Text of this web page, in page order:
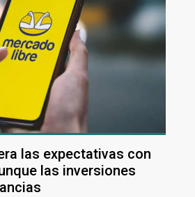
las expectativas con
las inversiones